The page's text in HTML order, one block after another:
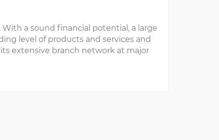
a sound financial potential, a large
level of products and services and
its extensive branch network at major